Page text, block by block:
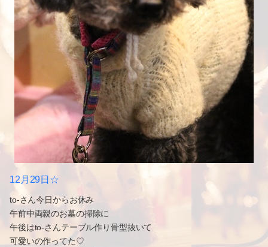
12月29日☆
to-さん今日からお休み
午前中両親のお墓の掃除に
午後はto-さんテーブル作り骨型抜いて
可愛いの作ってた♡